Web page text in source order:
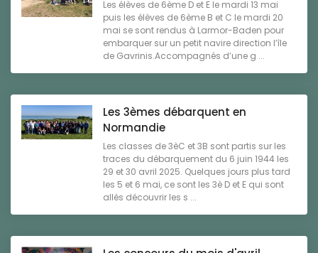
Les élèves de 6ème D et E le mardi 13 mai
puis les élèves de 6ème B et C le mardi 20
mai se sont rendus à Larmor-Baden pour
embarquer sur un petit navire direction l’île
de Gavrinis.Accompagnés d’une g ...
Les 3èmes débarquent en
Normandie
Les classes de 3èC et 3B sont partis sur les
traces du débarquement du 6 juin 1944 les
29 et 30 avril 2025. Quelques jours plus tard
les 5 et 6 mai, ce sont les 3è D et E qui sont
allés découvrir les s ...